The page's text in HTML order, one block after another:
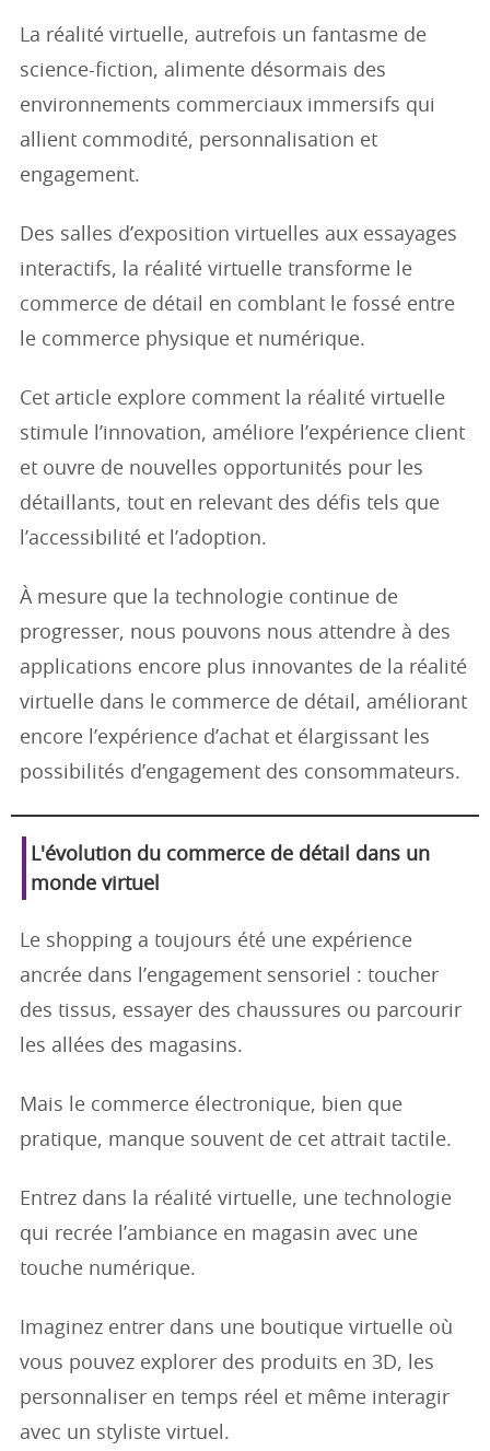
La réalité virtuelle, autrefois un fantasme de
science-fiction, alimente désormais des
environnements commerciaux immersifs qui
allient commodité, personnalisation et
engagement.
Des salles d’exposition virtuelles aux essayages
interactifs, la réalité virtuelle transforme le
commerce de détail en comblant le fossé entre
le commerce physique et numérique.
Cet article explore comment la réalité virtuelle
stimule l’innovation, améliore l’expérience client
et ouvre de nouvelles opportunités pour les
détaillants, tout en relevant des défis tels que
l’accessibilité et l’adoption.
À mesure que la technologie continue de
progresser, nous pouvons nous attendre à des
applications encore plus innovantes de la réalité
virtuelle dans le commerce de détail, améliorant
encore l’expérience d’achat et élargissant les
possibilités d’engagement des consommateurs.
L'évolution du commerce de détail dans un
monde virtuel
Le shopping a toujours été une expérience
ancrée dans l’engagement sensoriel : toucher
des tissus, essayer des chaussures ou parcourir
les allées des magasins.
Mais le commerce électronique, bien que
pratique, manque souvent de cet attrait tactile.
Entrez dans la réalité virtuelle, une technologie
qui recrée l’ambiance en magasin avec une
touche numérique.
Imaginez entrer dans une boutique virtuelle où
vous pouvez explorer des produits en 3D, les
personnaliser en temps réel et même interagir
avec un styliste virtuel.